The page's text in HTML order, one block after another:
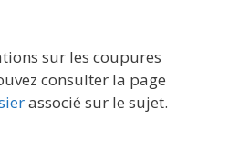
sur les coupures
consulter la page
associé sur le sujet.